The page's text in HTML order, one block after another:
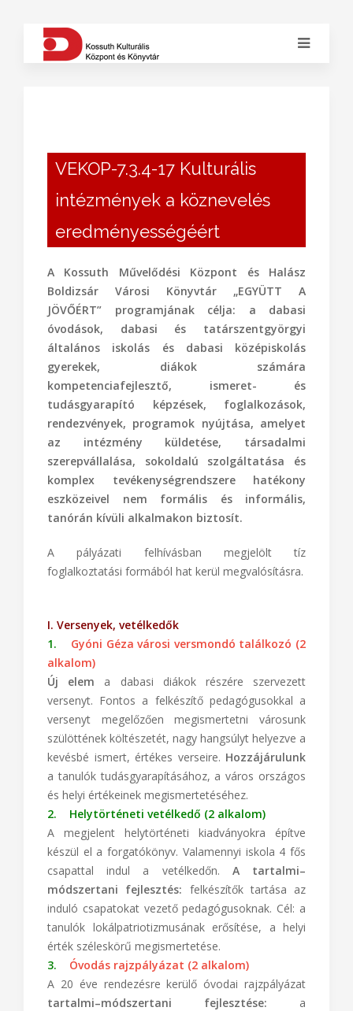
VEKOP-7.3.4-17 Kulturális
intézmények a köznevelés
eredményességéért
A Kossuth Művelődési Központ és Halász
Boldizsár Városi Könyvtár „EGYÜTT A
JÖVŐÉRT” programjának célja: a dabasi
óvodások, dabasi és tatárszentgyörgyi
általános iskolás és dabasi középiskolás
gyerekek, diákok számára
kompetenciafejlesztő, ismeret- és
tudásgyarapító képzések, foglalkozások,
rendezvények, programok nyújtása, amelyet
az intézmény küldetése, társadalmi
szerepvállalása, sokoldalú szolgáltatása és
komplex tevékenységrendszere hatékony
eszközeivel nem formális és informális,
tanórán kívüli alkalmakon biztosít.
A pályázati felhívásban megjelölt tíz
foglalkoztatási formából hat kerül megvalósításra.
I. Versenyek, vetélkedők
1. Gyóni Géza városi versmondó találkozó (2
alkalom)
Új elem a dabasi diákok részére szervezett
versenyt. Fontos a felkészítő pedagógusokkal a
versenyt megelőzően megismertetni városunk
szülöttének költészetét, nagy hangsúlyt helyezve a
kevésbé ismert, értékes verseire. Hozzájárulunk
a tanulók tudásgyarapításához, a város országos
és helyi értékeinek megismertetéséhez.
2. Helytörténeti vetélkedő (2 alkalom)
A megjelent helytörténeti kiadványokra építve
készül el a forgatókönyv. Valamennyi iskola 4 fős
csapattal indul a vetélkedőn. A tartalmi–
módszertani fejlesztés: felkészítők tartása az
induló csapatokat vezető pedagógusoknak. Cél: a
tanulók lokálpatriotizmusának erősítése, a helyi
érték széleskörű megismertetése.
3. Óvodás rajzpályázat (2 alkalom)
A 20 éve rendezésre kerülő óvodai rajzpályázat
tartalmi–módszertani fejlesztése: a